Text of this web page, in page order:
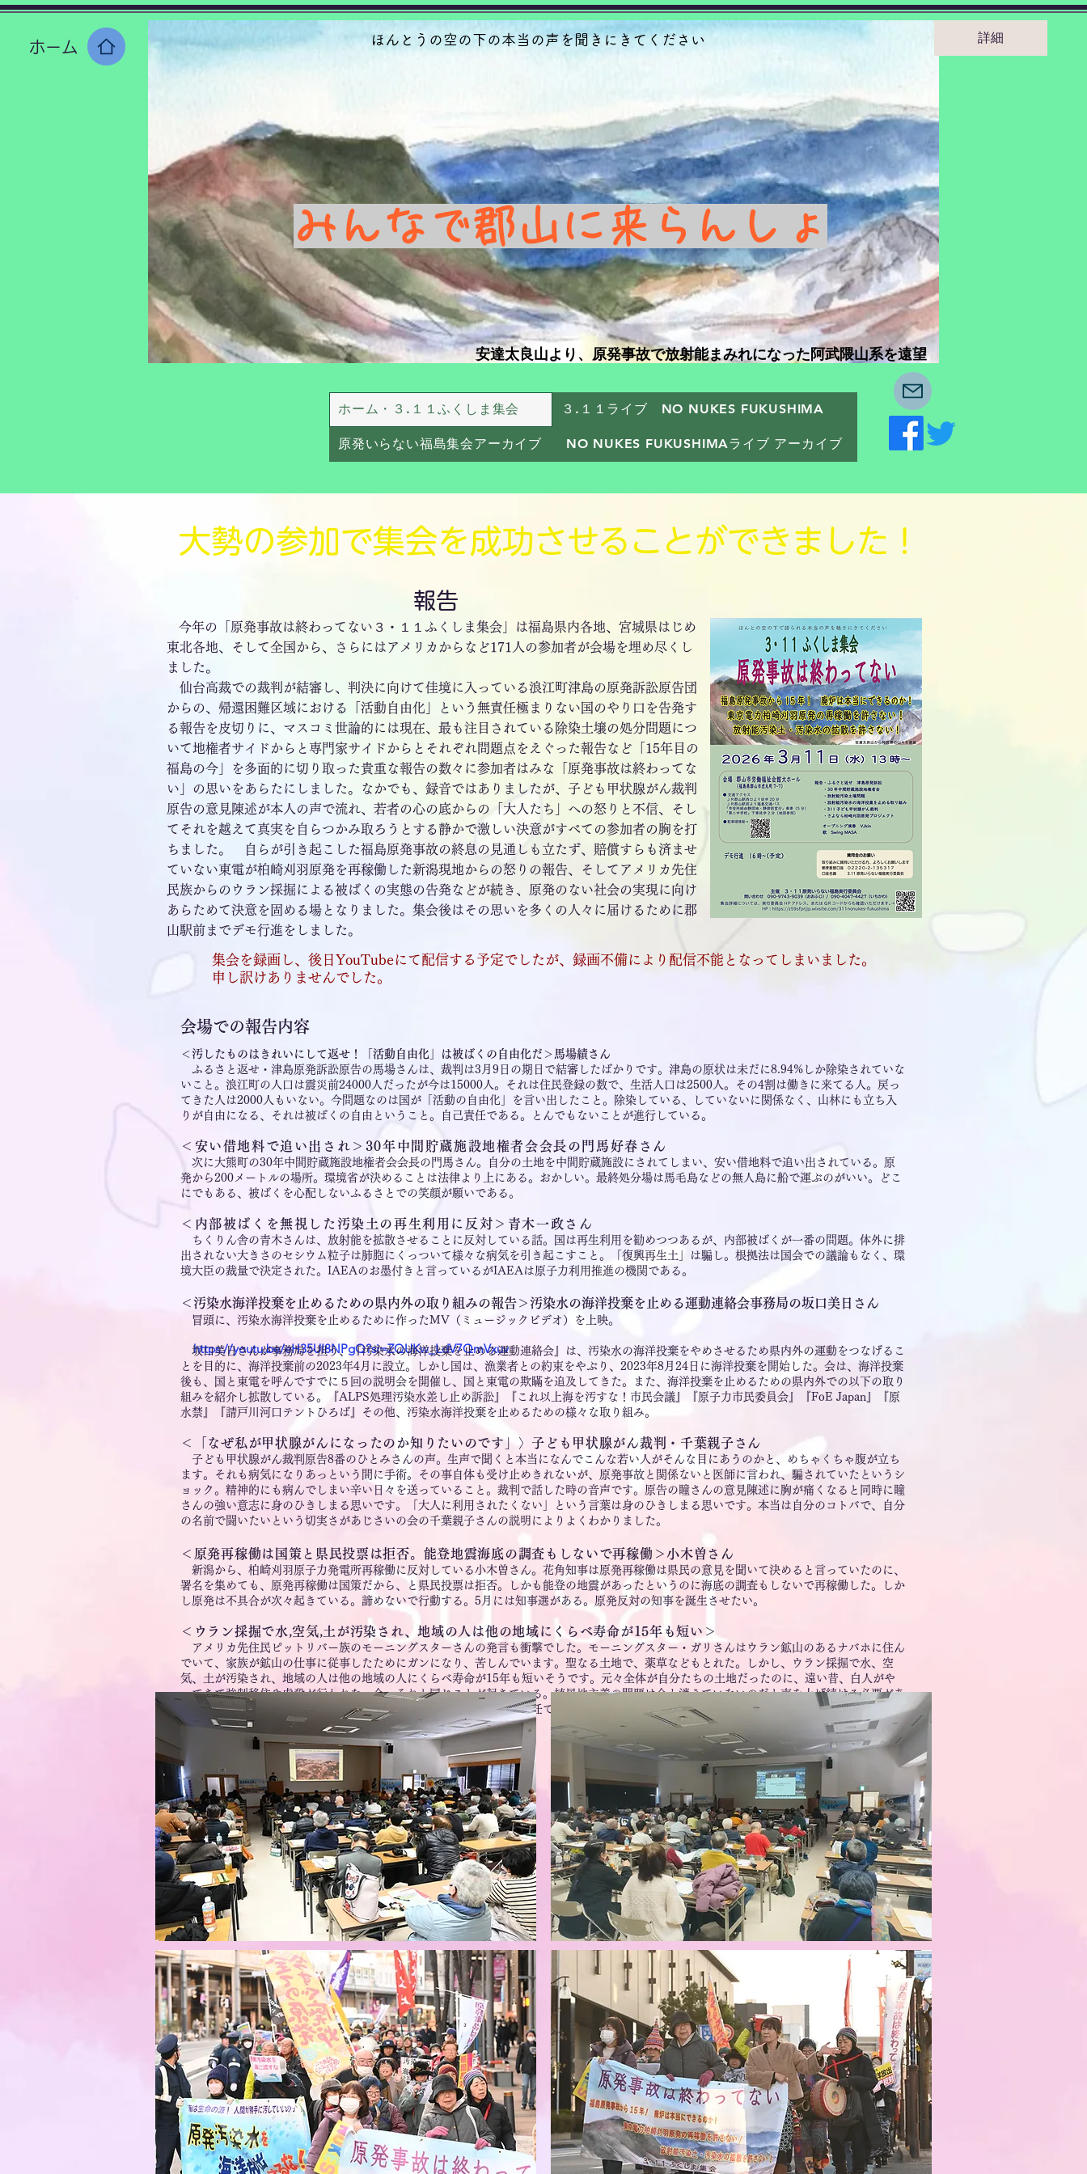
詳細
​ホーム
みんなで郡山に来らんしょ
​安達太良山より、原発事故で放射能まみれになった阿武隈山系を遠望
​ほんとうの空の下の本当の声を聞きにきてください​
ホーム・３.１１ふくしま集会 ３.１１ライブ NO NUKES FUKUSHIMA
原発いらない福島集会アーカイブ NO NUKES FUKUSHIMAライブ アーカイブ
大勢の参加で集会を成功させることができました！
​報告
今年の「原発事故は終わってない３・１１ふくしま集会」は福島県内各地、宮城県はじめ
東北各地、そして全国から、さらにはアメリカからなど171人の参加者が会場を埋め尽くし
ました。
仙台高裁での裁判が結審し、判決に向けて佳境に入っている浪江町津島の原発訴訟原告団
からの、帰還困難区域における「活動自由化」という無責任極まりない国のやり口を告発す
る報告を皮切りに、マスコミ世論的には現在、最も注目されている除染土壌の処分問題につ
いて地権者サイドからと専門家サイドからとそれぞれ問題点をえぐった報告など「15年目の
福島の今」を多面的に切り取った貴重な報告の数々に参加者はみな「原発事故は終わってな
い」の思いをあらたにしました。なかでも、録音ではありましたが、子ども甲状腺がん裁判
原告の意見陳述が本人の声で流れ、若者の心の底からの「大人たち」への怒りと不信、そし
てそれを越えて真実を自らつかみ取ろうとする静かで激しい決意がすべての参加者の胸を打
ちました。 自らが引き起こした福島原発事故の終息の見通しも立たず、賠償すらも済ませ
ていない東電が柏崎刈羽原発を再稼働した新潟現地からの怒りの報告、そしてアメリカ先住
民族からのウラン採掘による被ばくの実態の告発などが続き、原発のない社会の実現に向け
あらためて決意を固める場となりました。集会後はその思いを多くの人々に届けるために郡
山駅前までデモ行進をしました。
集会を録画し、後日YouTubeにて配信する予定でしたが、録画不備により配信不能と なってしまいました。
申し訳けありませんでした。​
https://youtu.be/eH35UI8NPgQ?si=ZQUKw_LdV7QmVxuv
会場での報告内容
＜汚したものはきれいにして返せ！「活動自由化」は被ばくの自由化だ＞馬場績さん
ふるさと返せ・津島原発訴訟原告の馬場さんは、裁判は3月9日の期日で結審したばかりです。津島の原状は未だに8.94%しか除染されていな
いこと。浪江町の人口は震災前24000人だったが今は15000人。それは住民登録の数で、生活人口は2500人。その4割は働きに来てる人。戻っ
てきた人は2000人もいない。今問題なのは国が「活動の自由化」を言い出したこと。除染している、していないに関係なく、山林にも立ち入
りが自由になる、それは被ばくの自由ということ。自己責任である。とんでもないことが進行している。
＜安い借地料で追い出され＞30年中間貯蔵施設地権者会会長の門馬好春さん
次に大熊町の30年中間貯蔵施設地権者会会長の門馬さん。自分の土地を中間貯蔵施設にされてしまい、安い借地料で追い出されている。原
発から200メートルの場所。環境省が決めることは法律より上にある。おかしい。最終処分場は馬毛島などの無人島に船で運ぶのがいい。どこ
にでもある、被ばくを心配しないふるさとでの笑顔が願いである。
＜内部被ばくを無視した汚染土の再生利用に反対＞青木一政さん
ちくりん舎の青木さんは、放射能を拡散させることに反対している話。国は再生利用を勧めつつあるが、内部被ばくが一番の問題。体外に排
出されない大きさのセシウム粒子は肺胞にくっついて様々な病気を引き起こすこと。「復興再生土」は騙し。根拠法は国会での議論もなく、環
境大臣の裁量で決定された。IAEAのお墨付きと言っているがIAEAは原子力利用推進の機関である。
＜汚染水海洋投棄を止めるための県内外の取り組みの報告＞汚染水の海洋投棄を止める運動連絡会事務局の坂口美日さん
冒頭に、汚染水海洋投棄を止めるために作ったMV（ミュージックビデオ）を上映。
坂口美日さんが事務局を担う、『汚染水の海洋投棄を止める運動連絡会』は、汚染水の海洋投棄をやめさせるため県内外の運動をつなげるこ
とを目的に、海洋投棄前の2023年4月に設立。しかし国は、漁業者との約束をやぶり、2023年8月24日に海洋投棄を開始した。会は、海洋投棄
後も、国と東電を呼んですでに５回の説明会を開催し、国と東電の欺瞞を追及してきた。また、海洋投棄を止めるための県内外での以下の取り
組みを紹介し拡散している。『ALPS処理汚染水差し止め訴訟』『これ以上海を汚すな！市民会議』『原子力市民委員会』『FoE Japan』『原
水禁』『請戸川河口テントひろば』その他、汚染水海洋投棄を止めるための様々な取り組み。
＜「なぜ私が甲状腺がんになったのか知りたいのです」〉子ども甲状腺がん裁判・千葉親子さん
子ども甲状腺がん裁判原告8番のひとみさんの声。生声で聞くと本当になんでこんな若い人がそんな目にあうのかと、めちゃくちゃ腹が立ち
ます。それも病気になりあっという間に手術。その事自体も受け止めきれないが、原発事故と関係ないと医師に言われ、騙されていたというシ
ョック。精神的にも病んでしまい辛い日々を送っていること。裁判で話した時の音声です。原告の瞳さんの意見陳述に胸が痛くなると同時に瞳
さんの強い意志に身のひきしまる思いです。「大人に利用されたくない」という言葉は身のひきしまる思いです。本当は自分のコトバで、自分
の名前で闘いたいという切実さがあじさいの会の千葉親子さんの説明によりよくわかりました。
＜原発再稼働は国策と県民投票は拒否。能登地震海底の調査もしないで再稼働＞小木曽さん
新潟から、柏崎刈羽原子力発電所再稼働に反対している小木曽さん。花角知事は原発再稼働は県民の意見を聞いて決めると言っていたのに、
署名を集めても、原発再稼働は国策だから、と県民投票は拒否。しかも能登の地震があったというのに海底の調査もしないで再稼働した。しか
し原発は不具合が次々起きている。諦めないで行動する。5月には知事選がある。原発反対の知事を誕生させたい。
＜ウラン採掘で水,空気,土が汚染され、地域の人は他の地域にくらべ寿命が15年も短い＞
アメリカ先住民ピットリバー族のモーニングスターさんの発言も衝撃でした。モーニングスター・ガリさんはウラン鉱山のあるナバホに住ん
でいて、家族が鉱山の仕事に従事したためにガンになり、苦しんでいます。聖なる土地で、薬草などもとれた。しかし、ウラン採掘で水、空
気、土が汚染され、地域の人は他の地域の人にくらべ寿命が15年も短いそうです。元々全体が自分たちの土地だったのに、遠い昔、白人がや
ってきて強制移住や虐殺が行われた。今、それと同じことが起きている。植民地主義の問題は今も消えていないのだと声を上げ続ける必要があ
る。先祖の魂とともに次の世代に土地を引き継いで行く自分たちの責任である。